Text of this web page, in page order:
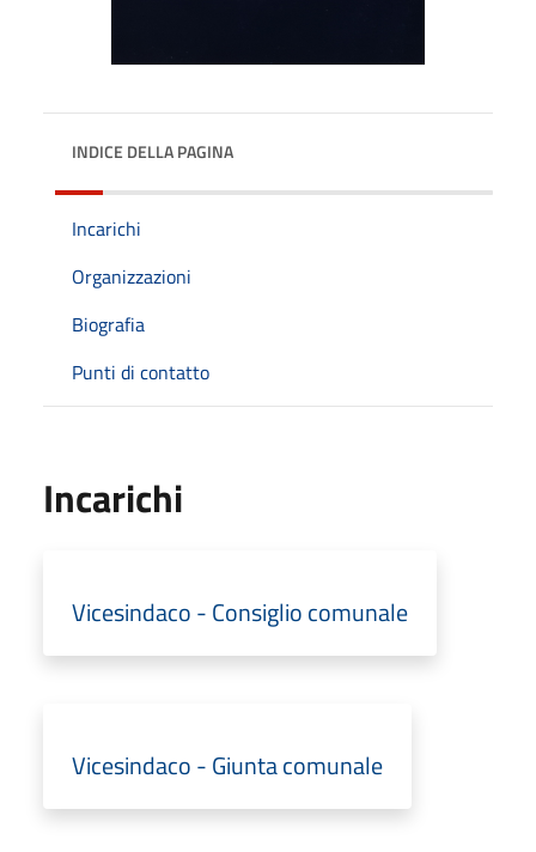
INDICE DELLA PAGINA
Incarichi
Organizzazioni
Biografia
Punti di contatto
Incarichi
Vicesindaco - Consiglio comunale
Vicesindaco - Giunta comunale